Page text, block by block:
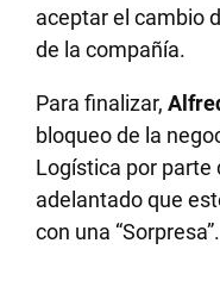
aceptar el cambio
de la compañía.
Para finalizar,
bloqueo de la
Logística por parte
adelantado que
con una “Sorpresa”.